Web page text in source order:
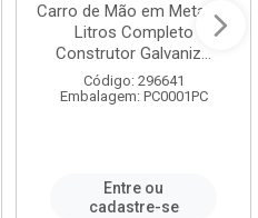
Carro de Mão em Metal 60
Litros Completo
Construtor Galvaniz...
Código: 296641
Embalagem: PC0001PC
Entre ou
cadastre-se